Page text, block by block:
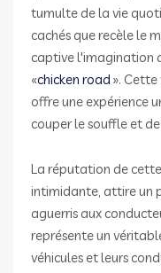
tumulte de la vie
cachés que recèle le
captive l'imagination
«chicken road ». Cette
offre une expérience
couper le souffle et
La réputation de
intimidante, attire un
aguerris aux
représente un
véhicules et leurs